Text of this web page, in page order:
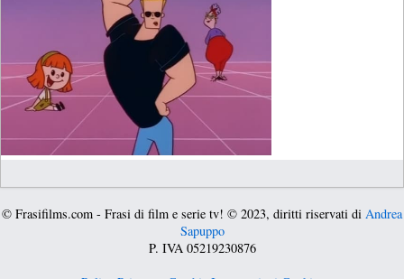
© Frasifilms.com - Frasi di film e serie tv! © 2023, diritti riservati di Andrea
Sapuppo
P. IVA 05219230876